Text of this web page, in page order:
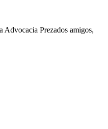
Advocacia Prezados amigos,